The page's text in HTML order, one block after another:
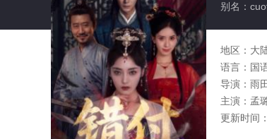
别名：
地区： 大
语言： 国
导演： 雨田
主演： 孟
更新时间：